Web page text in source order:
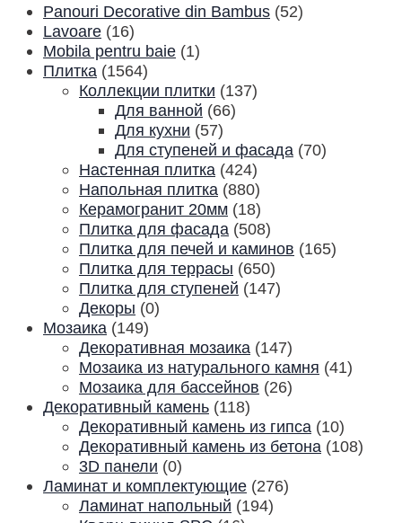
Panouri Decorative din Bambus (52)
Lavoare (16)
Mobila pentru baie (1)
Плитка (1564)
Коллекции плитки (137)
Для ванной (66)
Для кухни (57)
Для ступеней и фасада (70)
Настенная плитка (424)
Напольная плитка (880)
Керамогранит 20мм (18)
Плитка для фасада (508)
Плитка для печей и каминов (165)
Плитка для террасы (650)
Плитка для ступеней (147)
Декоры (0)
Мозаика (149)
Декоративная мозаика (147)
Мозаика из натурального камня (41)
Мозаика для бассейнов (26)
Декоративный камень (118)
Декоративный камень из гипса (10)
Декоративный камень из бетона (108)
3D панели (0)
Ламинат и комплектующие (276)
Ламинат напольный (194)